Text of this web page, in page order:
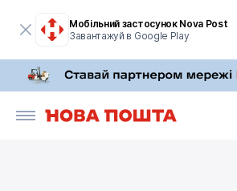
Мобільний застосунок Nova Post
Завантажуй в Google Play